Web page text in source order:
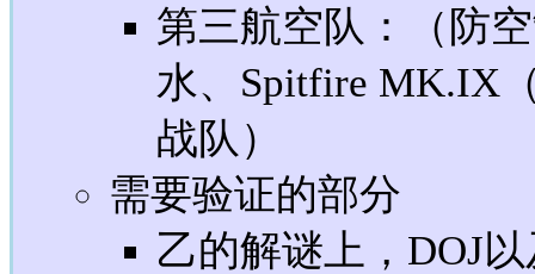
第三航空队：（防
水、Spitfire MK.IX
战队）
需要验证的部分
乙的解谜上，DOJ